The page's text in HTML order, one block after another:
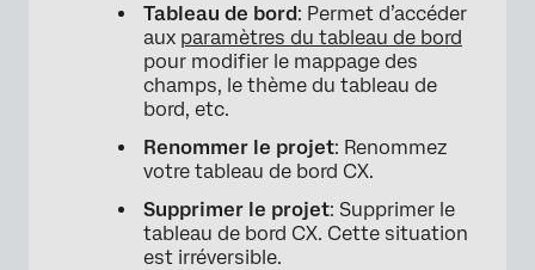
×
Tableau de bord: Permet d’accéder
aux paramètres du tableau de bord
pour modifier le mappage des
champs, le thème du tableau de
bord, etc.
Renommer le projet: Renommez
votre tableau de bord CX.
Supprimer le projet: Supprimer le
tableau de bord CX. Cette situation
est irréversible.